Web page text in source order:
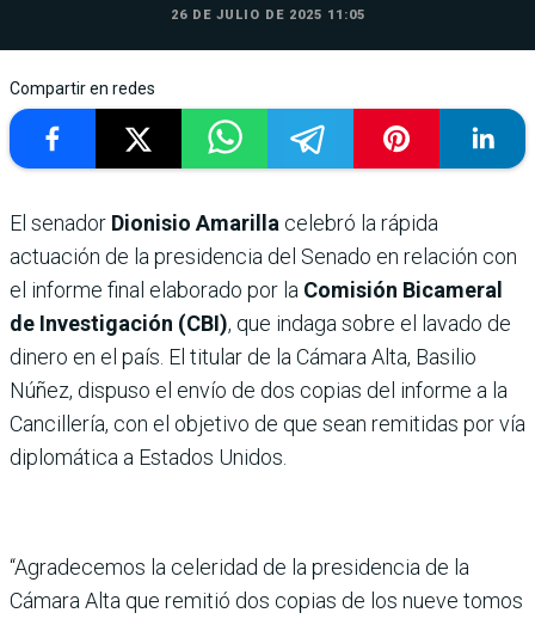
26 DE JULIO DE 2025 11:05
Compartir en redes
El senador Dionisio Amarilla celebró la rápida
actuación de la presidencia del Senado en relación con
el informe final elaborado por la Comisión Bicameral
de Investigación (CBI), que indaga sobre el lavado de
dinero en el país. El titular de la Cámara Alta, Basilio
Núñez, dispuso el envío de dos copias del informe a la
Cancillería, con el objetivo de que sean remitidas por vía
diplomática a Estados Unidos.
“Agradecemos la celeridad de la presidencia de la
Cámara Alta que remitió dos copias de los nueve tomos